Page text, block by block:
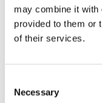
may combine it with
provided to them or
of their services.
Necessary
Bli den första att